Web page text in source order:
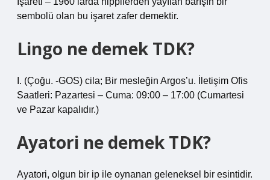
sembolü olan bu işaret zafer demektir.
Lingo ne demek TDK?
I. (Çoğu. -GOS) cila; Bir mesleğin Argos’u. İletişim Ofis
Saatleri: Pazartesi – Cuma: 09:00 – 17:00 (Cumartesi
ve Pazar kapalıdır.)
Ayatori ne demek TDK?
Ayatori, olgun bir ip ile oynanan geleneksel bir esintidir.